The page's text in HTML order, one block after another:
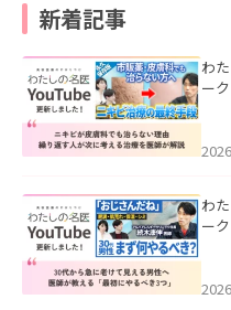
新着記事
わ
ー
ま
わ
ー
た。